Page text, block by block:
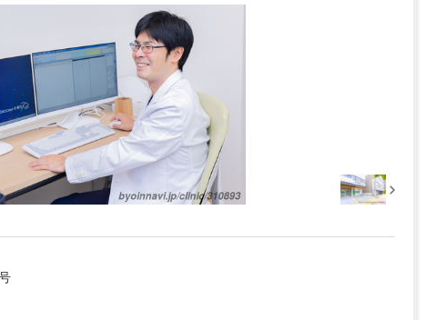
子どもにとって歯科医院
は敬…